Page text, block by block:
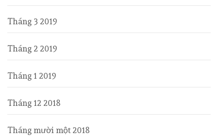
Tháng 3 2019
Tháng 2 2019
Tháng 1 2019
Tháng 12 2018
Tháng mười một 2018